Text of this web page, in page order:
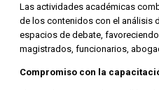
Las actividades académicas
de los contenidos con el análisis
espacios de debate,
magistrados, funcionarios,
Compromiso con la